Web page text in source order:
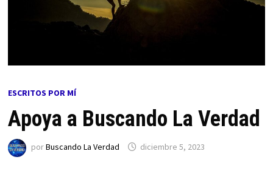
ESCRITOS POR MÍ
Apoya a Buscando La Verdad
porBuscando La Verdad diciembre 5, 2023